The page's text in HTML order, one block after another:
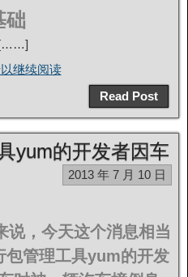
础
继续阅读
Read Post
yum的开发者因车
2013 年 7 月 10 日
说，今天这个消息相当
包管理工具yum的开发